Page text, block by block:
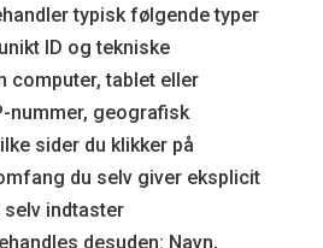
typisk følgende typer
ID og tekniske
computer, tablet eller
nummer, geografisk
sider du klikker på
du selv giver eksplicit
indtaster
desuden: Navn,